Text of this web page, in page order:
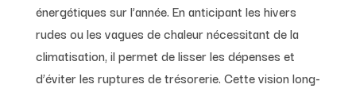
énergétiques sur l’année. En anticipant les hivers
rudes ou les vagues de chaleur nécessitant de la
climatisation, il permet de lisser les dépenses et
d’éviter les ruptures de trésorerie. Cette vision long-